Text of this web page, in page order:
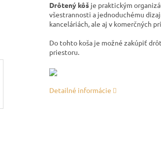
Drôtený kôš je praktickým
všestrannosti a jednoduchému
kanceláriách, ale aj v komerčných
Do tohto koša je možné zakúpiť
priestoru.
Detailné informácie